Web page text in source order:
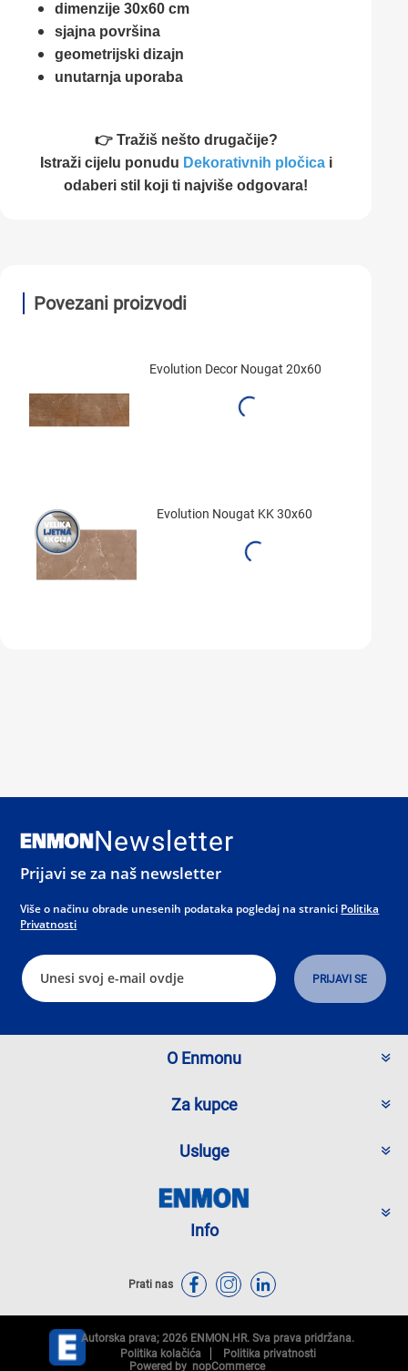
dimenzije 30x60 cm
sjajna površina
geometrijski dizajn
unutarnja uporaba
👉 Tražiš nešto drugačije?
Istraži cijelu ponudu Dekorativnih pločicai
odaberi stil koji ti najviše odgovara!
Povezani proizvodi
Evolution Decor Nougat 20x60
Evolution Nougat KK 30x60
Newsletter
Prijavi se za naš newsletter
Više o načinu obrade unesenih podataka pogledaj na stranici Politika
Privatnosti
O Enmonu
Za kupce
Usluge
Info
Prati nas
Autorska prava; 2026 ENMON.HR. Sva prava pridržana.
Politika kolačića
Politika privatnosti
Powered by nopCommerce